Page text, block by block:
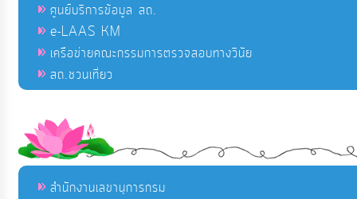
ศูนย์บริการข้อมูล สถ.
e-LAAS KM
เครือข่ายคณะกรรมการตรวจสอบทางวินัย
สถ.ชวนเที่ยว
สำนักงานเลขานุการกรม